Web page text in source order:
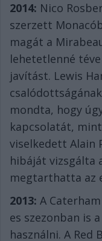
2014: Nico
szerzett
magát a
lehetetlenné
javítást. Lewis
mondta, hogy
kapcsolatát,
viselkedett Alain
hibáját vizsgálta
megtarthatta az
2013: A
es szezonban is
használni. A